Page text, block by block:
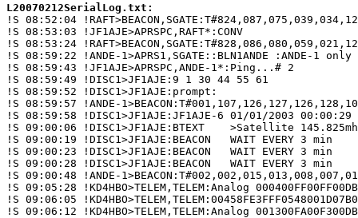
L20070212SerialLog.txt:
!S 08:52:04
!S 08:53:03 !JF1AJE>APRSPC,RAFT*:CONV
!S 08:53:24
!S 08:59:22 !ANDE-1>APRS1,SGATE::BLN1ANDE :ANDE-
!S 08:59:43 !JF1AJE>APRSPC,ANDE-1*:Ping...# 2
!S 08:59:49 !DISC1>JF1AJE:9 1 30 44 55 61
!S 08:59:52 !DISC1>JF1AJE:prompt:
!S 08:59:57 !ANDE-
!S 08:59:58 !DISC1>JF1AJE:JF1AJE-6 01/01/2003 00:00:29
!S 09:00:06 !DISC1>JF1AJE:BTEXT    >Satellite
!S 09:00:19 !DISC1>JF1AJE:BEACON   WAIT EVERY 3 min
!S 09:00:23 !DISC1>JF1AJE:BEACON   WAIT EVERY 3 min
!S 09:00:28 !DISC1>JF1AJE:BEACON   WAIT EVERY 3 min
!S 09:00:48 !ANDE-
!S 09:05:28 !KD4HBO>TELEM,TELEM:Analog
!S 09:06:05
!S 09:06:12 !KD4HBO>TELEM,TELEM:Analog